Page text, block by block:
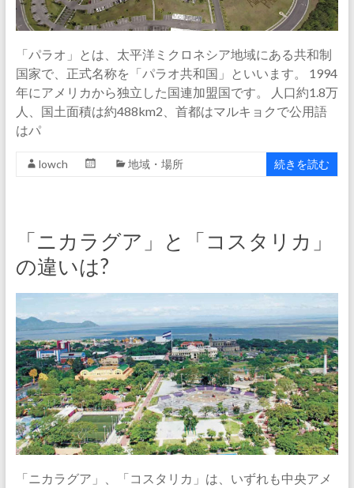
「パラオ」とは、太平洋ミクロネシア地域にある共和制
国家で、正式名称を「パラオ共和国」といいます。 1994
年にアメリカから独立した国連加盟国です。 人口約1.8万
人、国土面積は約488km2、首都はマルキョクで公用語
はパ
lowch 地域・場所 続きを読む
「ニカラグア」と「コスタリカ」
の違いは?
「ニカラグア」、「コスタリカ」は、いずれも中央アメ